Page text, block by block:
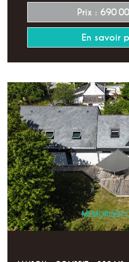
Prix : 690
En savoir
MEMORISER